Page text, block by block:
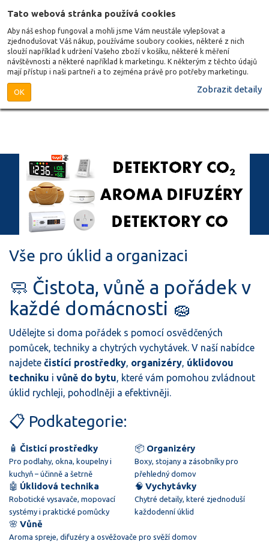
Tato webová stránka používá cookies
Aby náš eshop fungoval a mohli jsme Vám neustále vylepšovat a
zjednodušovat Váš nákup, používáme soubory cookies, některé z nich
slouží například k udržení Vašeho zboží v košíku, některé k měření
návštěvnosti a některé například k marketingu. K některým z těchto údajů
mají přístup i naši partneři a to zejména právě pro potřeby marketingu.
OK Zobrazit detaily
Vše pro úklid a organizaci
🧼 Čistota, vůně a pořádek v
každé domácnosti 🧽
Udělejte si doma pořádek s pomocí osvědčených
pomůcek, techniky a chytrých vychytávek. V naší nabídce
najdete čistící prostředky organizéry úklidovou
techniku i vůně do bytu , které vám pomohou zvládnout
úklid rychleji, pohodlněji a efektivněji.
📋 Podkategorie:
🧴 Čisticí prostředky
Pro podlahy, okna, koupelny i
kuchyň – účinně a šetrně
📦 Organizéry
Boxy, stojany a zásobníky pro
přehledný domov
🤖 Úklidová technika
Robotické vysavače, mopovací
systémy i praktické pomůcky
🧠 Vychytávky
Chytré detaily, které zjednoduší
každodenní úklid
🌸 Vůně
Aroma spreje, difuzéry a osvěžovače pro svěží domov